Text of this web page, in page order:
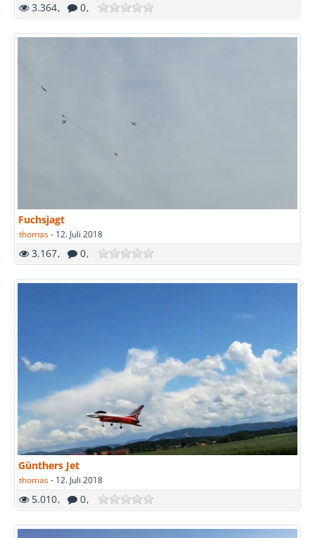
3.364 0
Fuchsjagt
thomas- 12. Juli 2018
3.167 0
Günthers Jet
thomas- 12. Juli 2018
5.010 0